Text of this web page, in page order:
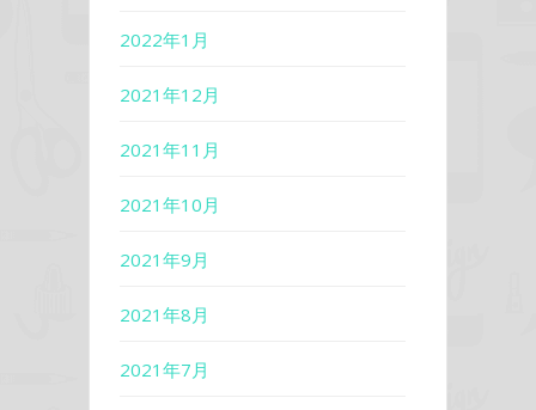
2022年1月
2021年12月
2021年11月
2021年10月
2021年9月
2021年8月
2021年7月